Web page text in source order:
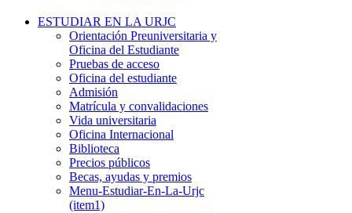
ESTUDIAR EN LA URJC
Orientación Preuniversitaria y
Oficina del Estudiante
Pruebas de acceso
Oficina del estudiante
Admisión
Matrícula y convalidaciones
Vida universitaria
Oficina Internacional
Biblioteca
Precios públicos
Becas, ayudas y premios
Menu-Estudiar-En-La-Urjc
(item1)